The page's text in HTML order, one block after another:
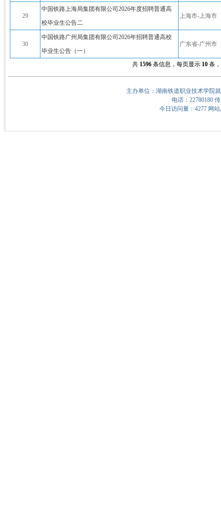
29
中国铁路上海局集团有限公司2026年度招聘普通高
校毕业生公告二
上海市-上海市
30
中国铁路广州局集团有限公司2026年招聘普通高校
毕业生公告（一）
广东省-广州市
共 1596 条信息，每页显示 10 条
主办单位：湖南铁道职业技术学院
电话：22780180
今日访问量：4277 网